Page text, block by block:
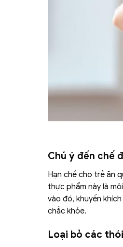
Chú ý đến chế
Hạn chế cho trẻ ăn
thực phẩm này là
vào đó, khuyến
chắc khỏe.
Loại bỏ các